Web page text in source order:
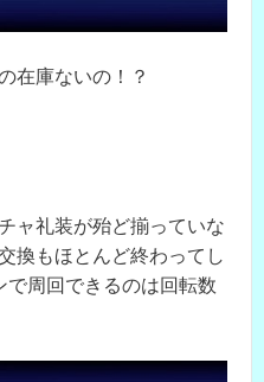
在庫ないの！？
ャ礼装が殆ど揃っていな
換もほとんど終わってし
で周回できるのは回転数